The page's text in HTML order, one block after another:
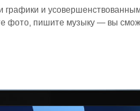
и
фото, пишите музыку — вы